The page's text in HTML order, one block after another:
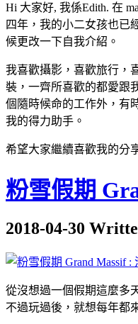
Hi 大家好, 我係Edith. 在
四年，我的小二女孩也已
候更改一下自我介紹。
我喜歡攝影，喜歡旅行，
裝，一齊所喜歡的都愛跟
個隨時候命的工作外，有
我的得力助手。
希望大家繼續喜歡我的分
粉雪假期
2018-04-30
從沒想過一個假期這麼多
不過玩過後，就想每年都